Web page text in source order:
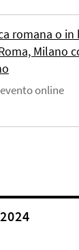
romana o in
Milano
online